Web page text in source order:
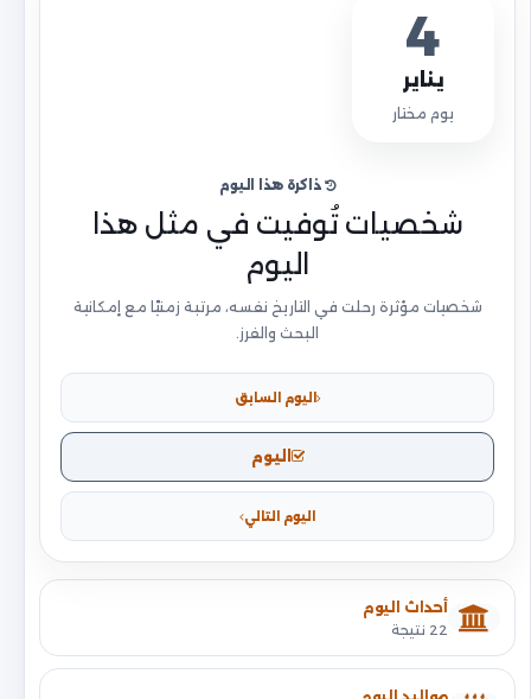
4
يناير
يوم مختار
ذاكرة هذا اليوم
شخصيات تُوفيت في مثل هذا
اليوم
شخصيات مؤثرة رحلت في التاريخ نفسه، مرتبة زمنيًا مع إمكانية
البحث والفرز.
اليوم السابق
اليوم
اليوم التالي
أحداث اليوم
22 نتيجة